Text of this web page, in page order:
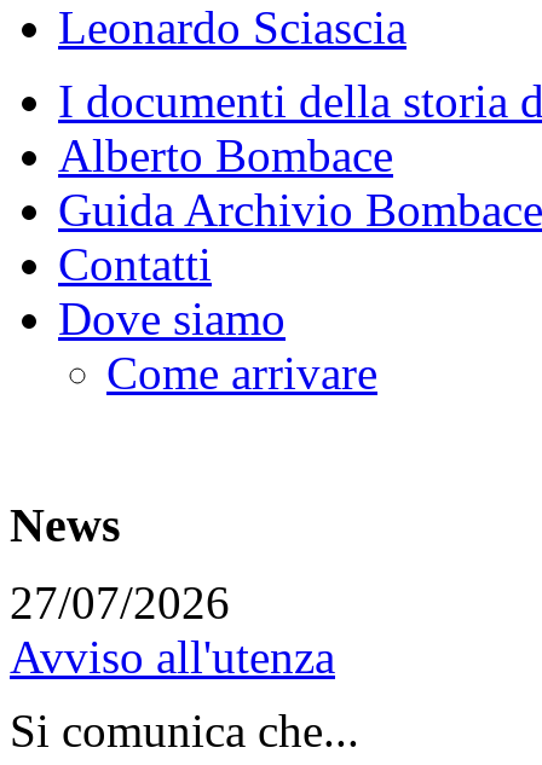
Leonardo Sciascia
I documenti della storia
Alberto Bombace
Guida Archivio Bombace
Contatti
Dove siamo
Come arrivare
News
27/07/2026
Avviso all'utenza
Si comunica che...